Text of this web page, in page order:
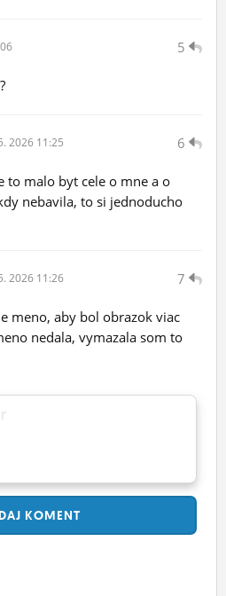
5
6
2026 11:25
to malo byt cele o mne a o
nebavila, to si jednoducho
7
2026 11:26
meno, aby bol obrazok viac
nedala, vymazala som to
KOMENT